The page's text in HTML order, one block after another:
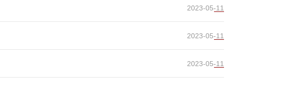
2023-05-11
2023-05-11
2023-05-11